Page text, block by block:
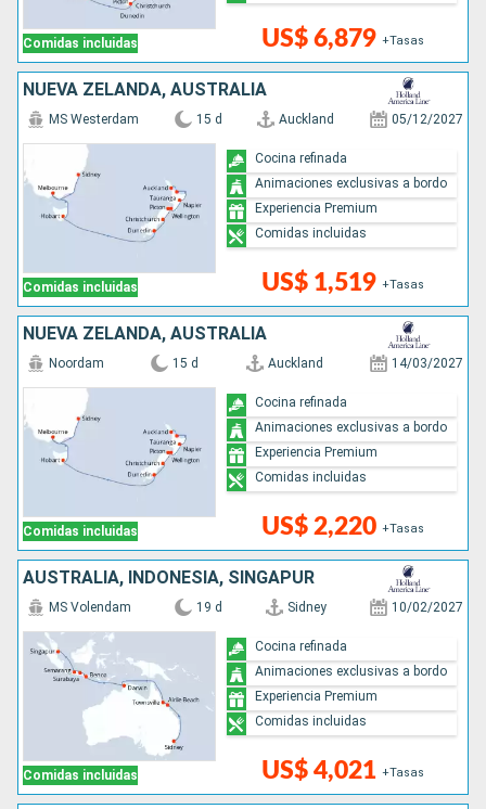
Comidas incluidas US$ 6,879 +Tasas
NUEVA ZELANDA, AUSTRALIA
Comidas incluidas
MS Westerdam 15 d Auckland 05/12/2027
US$ 1,519 +Tasas
Cocina refinada
Animaciones exclusivas a bordo
Experiencia Premium
Comidas incluidas
NUEVA ZELANDA, AUSTRALIA
Comidas incluidas
Noordam 15 d Auckland 14/03/2027
US$ 2,220 +Tasas
Cocina refinada
Animaciones exclusivas a bordo
Experiencia Premium
Comidas incluidas
AUSTRALIA, INDONESIA, SINGAPUR
Comidas incluidas
MS Volendam 19 d Sidney 10/02/2027
US$ 4,021 +Tasas
Cocina refinada
Animaciones exclusivas a bordo
Experiencia Premium
Comidas incluidas